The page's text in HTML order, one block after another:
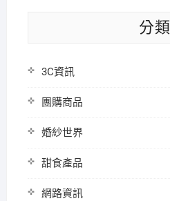
分類
3C資訊
團購商品
婚紗世界
甜食產品
網路資訊